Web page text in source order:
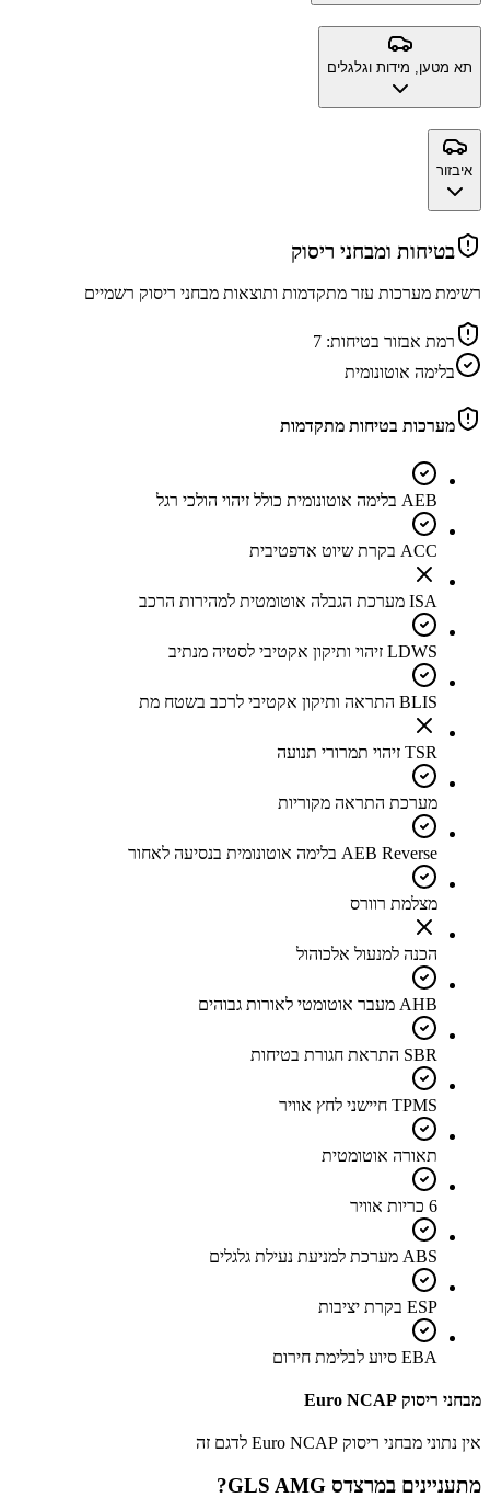
תא מטען, מידות וגלגלים
איבזור
בטיחות ומבחני ריסוק
רשימת מערכות עזר מתקדמות ותוצאות מבחני ריסוק רשמיים
רמת אבזור בטיחות: 7
בלימה אוטונומית
מערכות בטיחות מתקדמות
AEB בלימה אוטונומית כולל זיהוי הולכי רגל
ACC בקרת שיוט אדפטיבית
ISA מערכת הגבלה אוטומטית למהירות הרכב
LDWS זיהוי ותיקון אקטיבי לסטיה מנתיב
BLIS התראה ותיקון אקטיבי לרכב בשטח מת
TSR זיהוי תמרורי תנועה
מערכת התראה מקוריות
AEB Reverse בלימה אוטונומית בנסיעה לאחור
מצלמת רוורס
הכנה למנעול אלכוהול
AHB מעבר אוטומטי לאורות גבוהים
SBR התראת חגורת בטיחות
TPMS חיישני לחץ אוויר
תאורה אוטומטית
6 כריות אוויר
ABS מערכת למניעת נעילת גלגלים
ESP בקרת יציבות
EBA סיוע לבלימת חירום
מבחני ריסוק Euro NCAP
אין נתוני מבחני ריסוק Euro NCAP לדגם זה
מתעניינים במרצדס GLS AMG ?